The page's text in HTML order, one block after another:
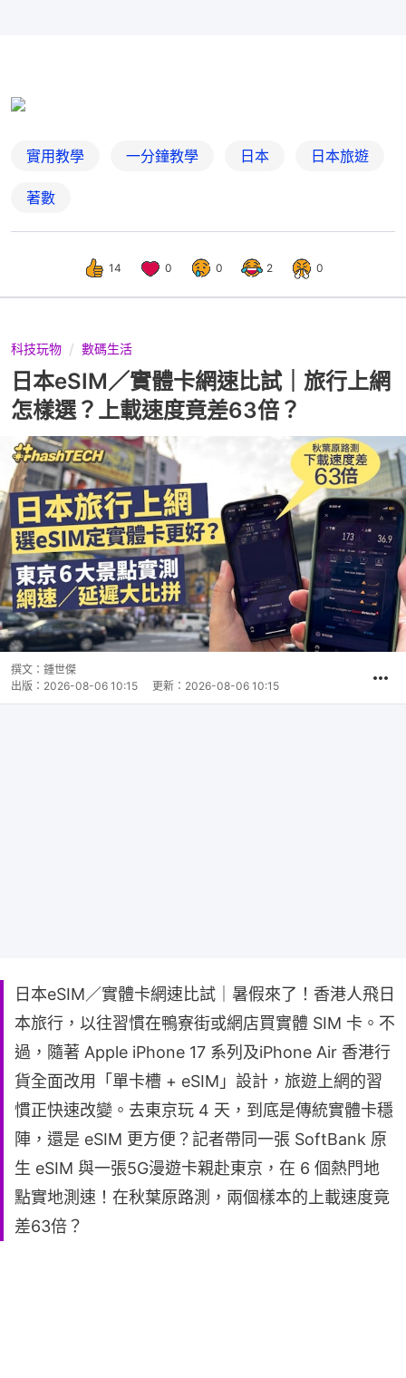
實用教學 一分鐘教學 日本 日本旅遊
著數
14 0 0 2 0
科技玩物 數碼生活
日本eSIM／實體卡網速比試｜旅行上網
怎樣選？上載速度竟差63倍？
撰文： 鍾世傑
出版： 2026-08-06 10:15 更新： 2026-08-06 10:15
日本eSIM／實體卡網速比試｜暑假來了！香港人飛日
本旅行，以往習慣在鴨寮街或網店買實體 SIM 卡。不
過，隨著 Apple iPhone 17 系列及iPhone Air 香港行
貨全面改用「單卡槽 + eSIM」設計，旅遊上網的習
慣正快速改變。去東京玩 4 天，到底是傳統實體卡穩
陣，還是 eSIM 更方便？記者帶同一張 SoftBank 原
生 eSIM 與一張5G漫遊卡親赴東京，在 6 個熱門地
點實地測速！在秋葉原路測，兩個樣本的上載速度竟
差63倍？